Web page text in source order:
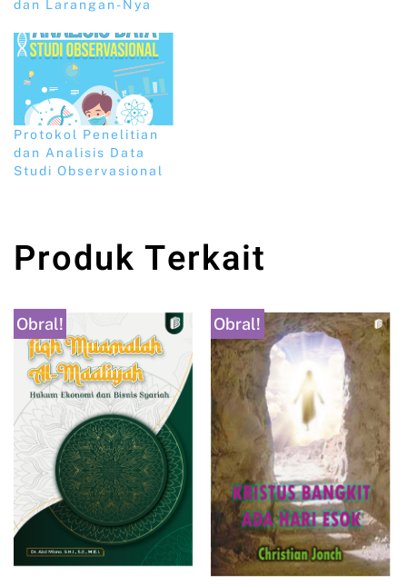
dan Larangan-Nya
Protokol Penelitian
dan Analisis Data
Studi Observasional
Produk Terkait
Obral! Obral!